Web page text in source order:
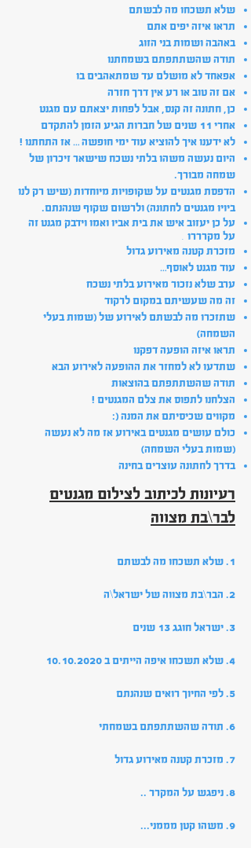
שלא תשכחו מה לבשתם
תראו איזה יפים אתם
באהבה ושמות בני הזוג
תודה שהשתתפתם בשמחתנו
אפאחד לא מושלם עד שמתאהבים בו
אם זה טוב או רע אין דרך חזרה
כן, חתונה זה קנס, אבל לפחות יצאתם עם מגנט
אחרי 11 שנים של חברות הגיע הזמן להתקדם
לא ידענו איך להוציא עוד ימי חופשה … אז התחתנו !
היום נעשה משהו בלתי נשכח שישאר זיכרון של
שמחה מבורך.
הדפסת מגנטים על שקופויות מיוחדות (שיש רק לנו
ביויו מגנטים לחתונה) ולרשום שקוף שנהנתם.
על כן יעזוב איש את בית אביו ואמו וידבק מגנט זה
על מקרררו .
מזכרת קטנה מאירוע גדול
עוד מגנט לאוסף…
ערב שלא נזכור מאירוע בלתי נשכח
זה מה שעשיתם במקום לרקוד
שתזכרו מה לבשתם לאירוע של (שמות בעלי
השמחה)
תראו איזה הופעה דפקנו
שתדעו לא למחזר את ההופעה לאירוע הבא
תודה שהשתתפתם בהוצאות
הצלחנו לתפוס את צלם המגנטים !
מקווים שכיסיתם את המנה (:
כולם עושים מגנטים באירוע אז מה לא נעשה
(שמות בעלי השמחה)
בדרך לחתונה עוצרים בחינה
רעיונות לכיתוב לצילום מגנטים
לבר\בת מצווה
1. שלא תשכחו מה לבשתם
2. הבר\בת מצווה של ישראל\ה
3. ישראל חוגג 13 שנים
4. שלא תשכחו איפה הייתים ב 10.10.2020
5. לפי החיוך רואים שנהנתם
6. תודה שהשתתפתם בשמחתי
7. מזכרת קטנה מאירוע גדול
8. ניפגש על המקרר ..
9. משהו קטן מממני...